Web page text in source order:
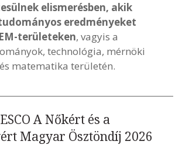
elismerésben, akik
eredményeket
területeken, vagyis a
technológia, mérnöki
matematika területén.
A Nőkért és a
Magyar Ösztöndíj 2026